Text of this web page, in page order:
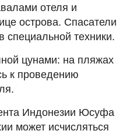
отеля и
острова. Спасатели
специальной техники.
цунами: на пляжах
к проведению
Индонезии Юсуфа
может исчисляться